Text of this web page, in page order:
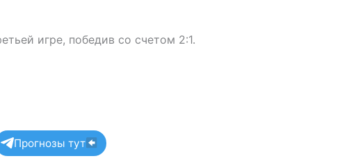
игре, победив со счетом 2:1.
Прогнозы тут